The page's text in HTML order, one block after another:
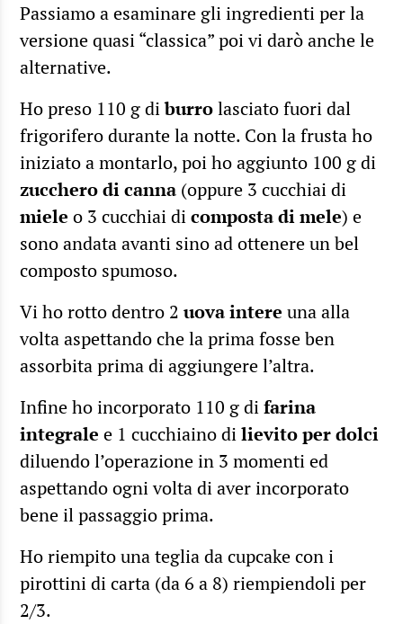
Passiamo a esaminare gli ingredienti per la
versione quasi “classica” poi vi darò anche le
alternative.
Ho preso 110 g diburrolasciato fuori dal
frigorifero durante la notte. Con la frusta ho
iniziato a montarlo, poi ho aggiunto 100 g di
zucchero di canna (oppure 3 cucchiai di
miele o 3 cucchiai dicomposta di mele) e
sono andata avanti sino ad ottenere un bel
composto spumoso.
Vi ho rotto dentro 2 uova intere una alla
volta aspettando che la prima fosse ben
assorbita prima di aggiungere l’altra.
Infine ho incorporato 110 g difarina
integrale e 1 cucchiaino dilievito per dolci
diluendo l’operazione in 3 momenti ed
aspettando ogni volta di aver incorporato
bene il passaggio prima.
Ho riempito una teglia da cupcake con i
pirottini di carta (da 6 a 8) riempiendoli per
2/3.